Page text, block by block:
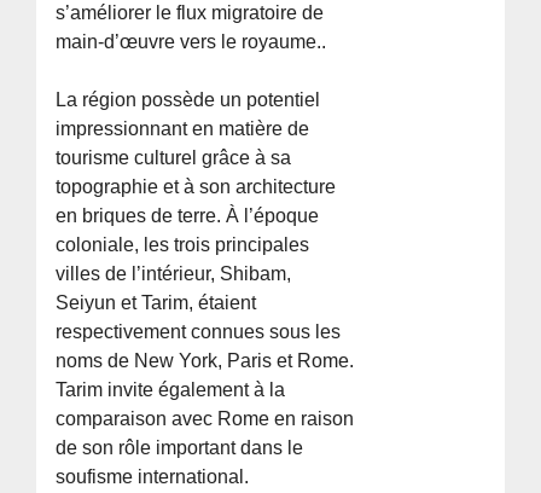
s’améliorer le flux migratoire de
main-d’œuvre vers le royaume..
La région possède un potentiel
impressionnant en matière de
tourisme culturel grâce à sa
topographie et à son architecture
en briques de terre. À l’époque
coloniale, les trois principales
villes de l’intérieur, Shibam,
Seiyun et Tarim, étaient
respectivement connues sous les
noms de New York, Paris et Rome.
Tarim invite également à la
comparaison avec Rome en raison
de son rôle important dans le
soufisme international.